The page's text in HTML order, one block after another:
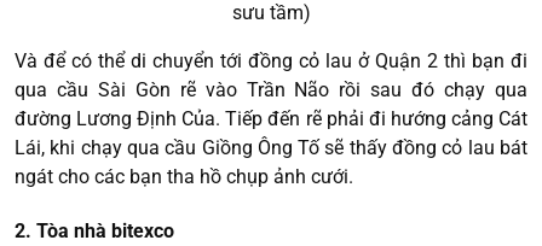
sưu tầm)
Và để có thể di chuyển tới đồng cỏ lau ở Quận 2 thì bạn đi
qua cầu Sài Gòn rẽ vào Trần Não rồi sau đó chạy qua
đường Lương Định Của. Tiếp đến rẽ phải đi hướng cảng Cát
Lái, khi chạy qua cầu Giồng Ông Tố sẽ thấy đồng cỏ lau bát
ngát cho các bạn tha hồ chụp ảnh cưới.
2. Tòa nhà bitexco